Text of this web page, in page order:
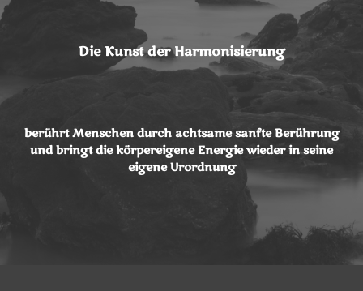
Die Kunst der Harmonisierung
berührt Menschen durch achtsame sanfte Berührung
und bringt die körpereigene Energie wieder in seine
eigene Urordnung